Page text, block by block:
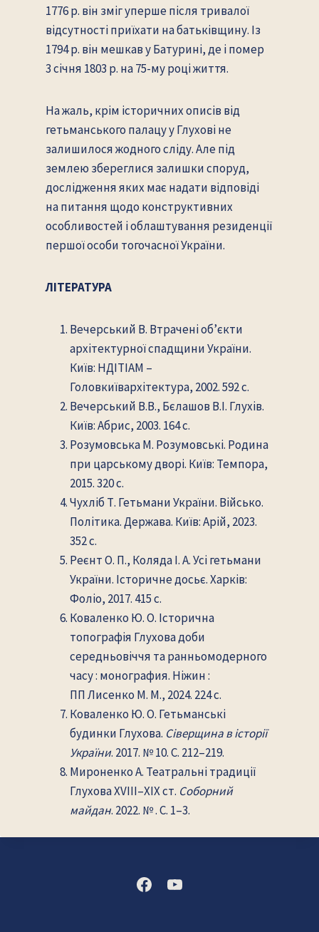
1776 р. він зміг уперше після тривалої
відсутності приїхати на батьківщину. Із
1794 р. він мешкав у Батурині, де і помер
3 січня 1803 р. на 75-му році життя.
На жаль, крім історичних описів від
гетьманського палацу у Глухові не
залишилося жодного сліду. Але під
землею збереглися залишки споруд,
дослідження яких має надати відповіді
на питання щодо конструктивних
особливостей і облаштування резиденції
першої особи тогочасної України.
ЛІТЕРАТУРА
Вечерський В. Втрачені об’єкти
архітектурної спадщини України.
Київ: НДІТІАМ –
Головкиївархітектура, 2002. 592 с.
Вечерський В.В., Бєлашов В.І. Глухів.
Київ: Абрис, 2003. 164 с.
Розумовська М. Розумовські. Родина
при царському дворі. Київ: Темпора,
2015. 320 с.
Чухліб Т. Гетьмани України. Військо.
Політика. Держава. Київ: Арій, 2023.
352 с.
Реєнт О. П., Коляда І. А. Усі гетьмани
України. Історичне досьє. Харків:
Фоліо, 2017. 415 с.
Коваленко Ю. О. Історична
топографія Глухова доби
середньовіччя та ранньомодерного
часу : монография. Ніжин :
ПП Лисенко М. М., 2024. 224 с.
Коваленко Ю. О. Гетьманські
будинки Глухова. Сіверщина в історії
України. 2017. № 10. С. 212–219.
Мироненко А. Театральні традиції
Глухова XVIII–XIX ст. Соборний
майдан. 2022. № . С. 1–3.